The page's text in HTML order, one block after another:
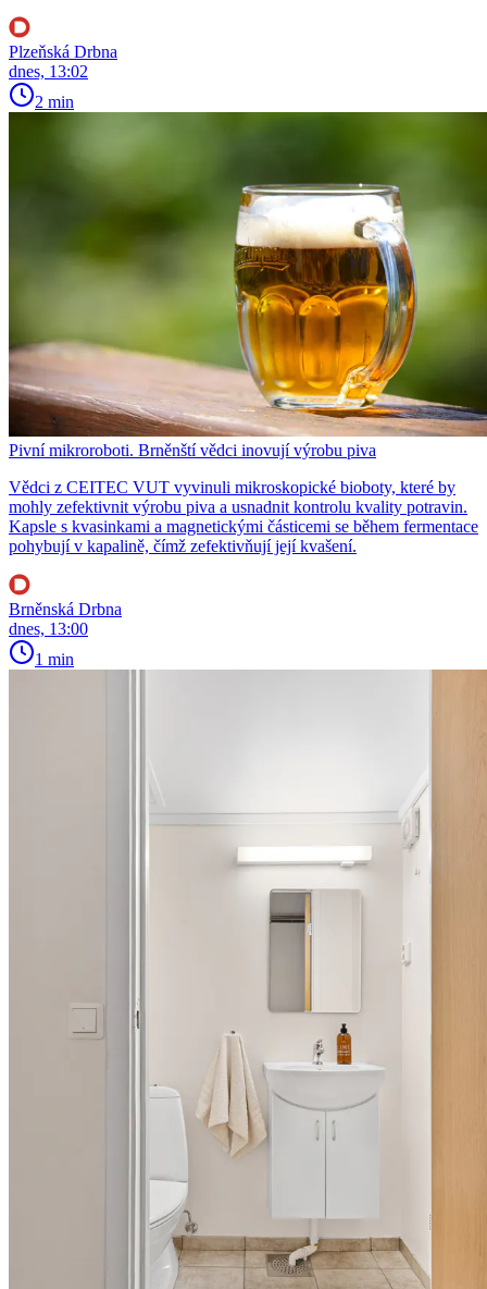
Plzeňská Drbna
dnes, 13:02
2 min
Pivní mikroroboti. Brněnští vědci inovují výrobu piva
Vědci z CEITEC VUT vyvinuli mikroskopické bioboty, které by
mohly zefektivnit výrobu piva a usnadnit kontrolu kvality potravin.
Kapsle s kvasinkami a magnetickými částicemi se během fermentace
pohybují v kapalině, čímž zefektivňují její kvašení.
Brněnská Drbna
dnes, 13:00
1 min